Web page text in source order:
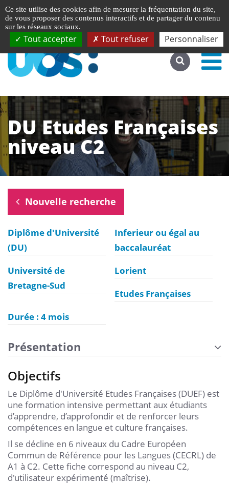
Accéder au site complet English
DU Etudes Françaises
niveau C2
Nouvelle recherche
Diplôme d'Université
(DU)
Inferieur ou égal au
baccalauréat
Université de
Bretagne-Sud
Lorient
Etudes Françaises
Durée : 4 mois
Présentation
Objectifs
Le Diplôme d'Université Etudes Françaises (DUEF) est
une formation intensive permettant aux étudiants
d’apprendre, d’approfondir et de renforcer leurs
compétences en langue et culture françaises.
Il se décline en 6 niveaux du Cadre Européen
Commun de Référence pour les Langues (CECRL) de
A1 à C2. Cette fiche correspond au niveau C2,
d'utilisateur expérimenté (maîtrise).
Ce site utilise des cookies afin de mesurer la fréquentation du site,
de vous proposer des contenus interactifs et de partager du contenu
sur les réseaux sociaux.
Tout accepter Tout refuser Personnaliser